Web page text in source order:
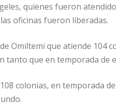
quienes fueron
oficinas fueron liberadas.
Omiltemi que atiende 104
tanto que en temporada de
colonias, en temporada